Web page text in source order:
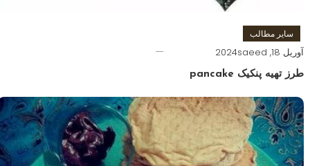
سایر مطالب
آوریل 18, 2024 saeed
طرز تهیه پنکیک pancake